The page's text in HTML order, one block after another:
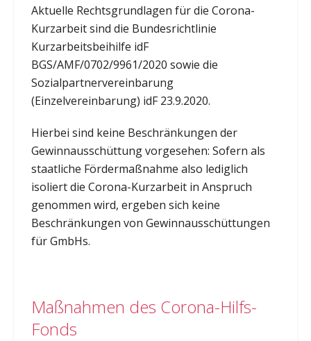
Aktuelle Rechtsgrundlagen für die Corona-
Kurzarbeit sind die Bundesrichtlinie
Kurzarbeitsbeihilfe idF
BGS/AMF/0702/9961/2020 sowie die
Sozialpartnervereinbarung
(Einzelvereinbarung) idF 23.9.2020.
Hierbei sind keine Beschränkungen der
Gewinnausschüttung vorgesehen: Sofern als
staatliche Fördermaßnahme also lediglich
isoliert die Corona-Kurzarbeit in Anspruch
genommen wird, ergeben sich keine
Beschränkungen von Gewinnausschüttungen
für GmbHs.
Maßnahmen des Corona-Hilfs-
Fonds